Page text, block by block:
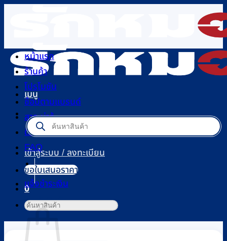
เนื้อหา
เมนู
Products
search
เข้าสู่ระบบ / ลงทะเบียน
0
ตะกร้าสินค้า
หน้าแรก
ร้านค้า
โปรโมชัน
ช้อปตามแบรนด์
สาระน่ารู้
ติดต่อเรา
FAQ
ขอใบเสนอราคา
แจ้งชำระเงิน
ค้นหา: